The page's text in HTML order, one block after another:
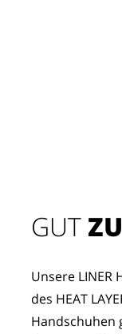
GUT
Unsere LINER
des HEAT
Handschuhen